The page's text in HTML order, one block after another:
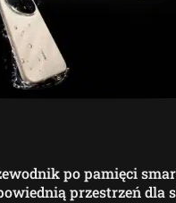
po pamięci
przestrzeń dla